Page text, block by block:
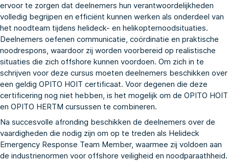
ervoor te zorgen dat deelnemers hun verantwoordelijkheden
volledig begrijpen en efficiënt kunnen werken als onderdeel van
het noodteam tijdens helideck- en helikopternoodsituaties.
Deelnemers oefenen communicatie, coördinatie en praktische
noodrespons, waardoor zij worden voorbereid op realistische
situaties die zich offshore kunnen voordoen. Om zich in te
schrijven voor deze cursus moeten deelnemers beschikken over
een geldig OPITO HOIT certificaat. Voor degenen die deze
certificering nog niet hebben, is het mogelijk om de OPITO HOIT
en OPITO HERTM cursussen te combineren.
Na succesvolle afronding beschikken de deelnemers over de
vaardigheden die nodig zijn om op te treden als Helideck
Emergency Response Team Member, waarmee zij voldoen aan
de industrienormen voor offshore veiligheid en noodparaathheid.